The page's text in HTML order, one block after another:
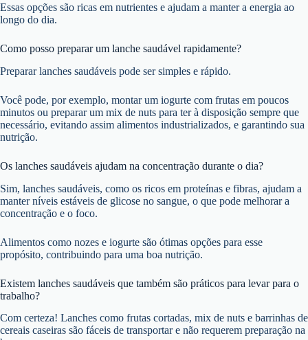
Essas opções são ricas em nutrientes e ajudam a manter a energia ao
longo do dia.
Como posso preparar um lanche saudável rapidamente?
Preparar lanches saudáveis pode ser simples e rápido.
Você pode, por exemplo, montar um iogurte com frutas em poucos
minutos ou preparar um mix de nuts para ter à disposição sempre que
necessário, evitando assim alimentos industrializados, e garantindo sua
nutrição.
Os lanches saudáveis ajudam na concentração durante o dia?
Sim, lanches saudáveis, como os ricos em proteínas e fibras, ajudam a
manter níveis estáveis de glicose no sangue, o que pode melhorar a
concentração e o foco.
Alimentos como nozes e iogurte são ótimas opções para esse
propósito, contribuindo para uma boa nutrição.
Existem lanches saudáveis que também são práticos para levar para o
trabalho?
Com certeza! Lanches como frutas cortadas, mix de nuts e barrinhas de
cereais caseiras são fáceis de transportar e não requerem preparação na